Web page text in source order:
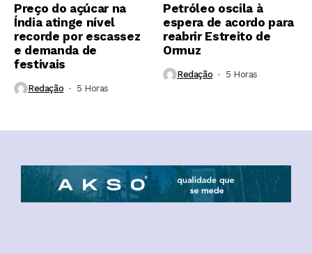
Preço do açúcar na
Índia atinge nível
recorde por escassez
e demanda de
festivais
Redação 5 Horas ⁮
Petróleo oscila à
espera de acordo para
reabrir Estreito de
Ormuz
Redação 5 Horas ⁮